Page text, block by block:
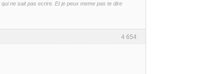
ne sait pas ecrire. Et je peux meme pas te dire
4 654